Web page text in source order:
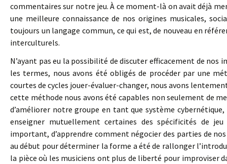
commentaires sur notre jeu. À ce moment-là on avait déjà
une meilleure connaissance de nos origines musicales,
toujours un langage commun, ce qui est, de nouveau en
interculturels.
N’ayant pas eu la possibilité de discuter efficacement de
les termes, nous avons été obligés de procéder par une
courtes de cycles jouer-évaluer-changer, nous avons
cette méthode nous avons été capables non seulement de
d’améliorer notre groupe en tant que système
enseigner mutuellement certaines des spécificités de
important, d’apprendre comment négocier des parties de
au début pour déterminer la forme a été de rallonger
la pièce où les musiciens ont plus de liberté pour improviser